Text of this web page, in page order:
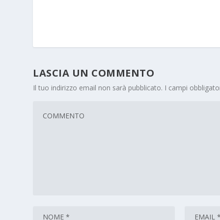
LASCIA UN COMMENTO
Il tuo indirizzo email non sarà pubblicato. I campi